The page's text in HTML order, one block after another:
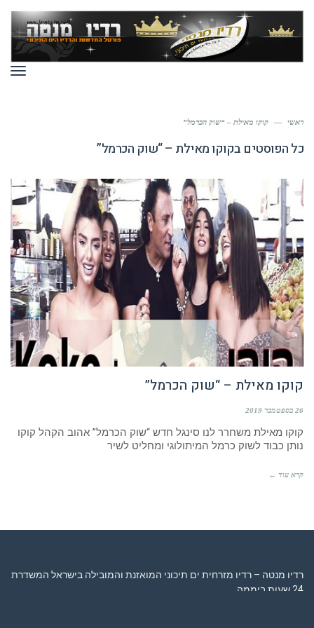
ראשי — קוקו מאילת – “שוק הכרמל”
כל הפוסטים בקוקו מאילת – “שוק הכרמל”
קוקו מאילת – “שוק הכרמל”
26 בספטמבר 2019
קוקו מאילת משחרר לנו סינגל חדש “שוק הכרמל” אהוב הקהל קוקו
נותן כבוד לשוק כרמל המיתולוגי ומחליט לשיר
קרא עוד ←
רדיו מנטה – רדיו מזרחית ים תיכוני המואזנת והמובילה בישראל המשדרת
24 שעות ביממה,